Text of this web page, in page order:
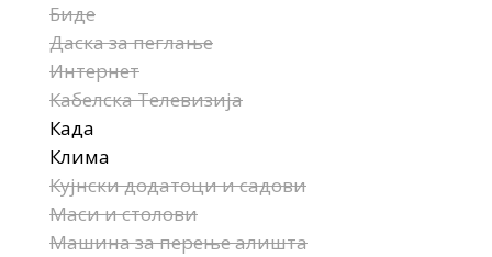
Биде
Даска за пеглање
Интернет
Кабелска Телевизија
Када
Клима
Кујнски додатоци и садови
Маси и столови
Машина за перење алишта